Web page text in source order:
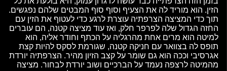
הזין. הוא מוריד לה את הצעיף וסוף סוף המבטים שלהם נפגשים.
תוך כדי המציצה הצרפתיה עוצרת לרגע כדי לעטוף את הזין עם
החזה הגדול שלה לפרפר חלק, ואז עוד מציצה קטנה, הם עוברים
למיטה הוא מרים אחת מהרגליה על הכתף וחודר אליה, הוא
תופס לה בצוואר עם חניקה קטנה, שגורמת לסקס להיות קצת
אגרסיבי וככה הוא גם שומר על קצב הזיון מהיר. הצרפתיה יורדת
מהמיטה לרצפה נעמד על הברכיים ושוב יורדת לבחור. מציצה